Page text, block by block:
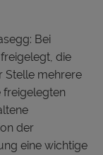
Bei
die
Stelle mehrere
freigelegten
der
eine wichtige